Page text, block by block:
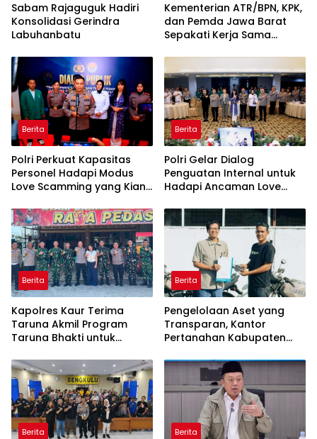
Sabam Rajaguguk Hadiri
Konsolidasi Gerindra
Labuhanbatu
Kementerian ATR/BPN, KPK,
dan Pemda Jawa Barat
Sepakati Kerja Sama
Korupsi serta Penguatan
Ekonomi Daerah
Berita
Polri Perkuat Kapasitas
Personel Hadapi Modus
Love Scamming yang Kian
Berita
Polri Gelar Dialog
Penguatan Internal untuk
Hadapi Ancaman Love
Berita
Kapolres Kaur Terima
Taruna Akmil Program
Taruna Bhakti untuk
Rakyat Kabupaten Kaur
Berita
Pengelolaan Aset yang
Transparan, Kantor
Pertanahan Kabupaten
kepada Pemenang Lelang
Berita Berita